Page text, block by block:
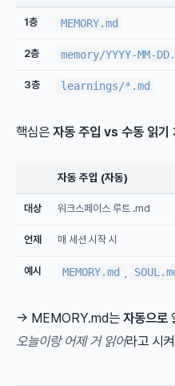
1층 MEMORY.md
2층 memory/YYYY-MM-
3층 learnings/*.md
핵심은 자동 주입 vs 수동 읽기
자동 주입 (자동)
대상 워크스페이스 루트 .md
언제 매 세션 시작 시
예시 MEMORY.md
→ MEMORY.md는 자동으로
오늘이랑 어제 거 읽어라고 시